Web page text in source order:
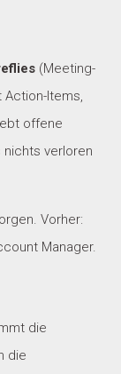
(Meeting-
Action-Items,
offene
nichts verloren
Vorher:
Manager.
die
die